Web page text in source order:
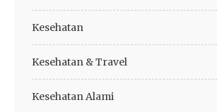
Kesehatan
Kesehatan & Travel
Kesehatan Alami